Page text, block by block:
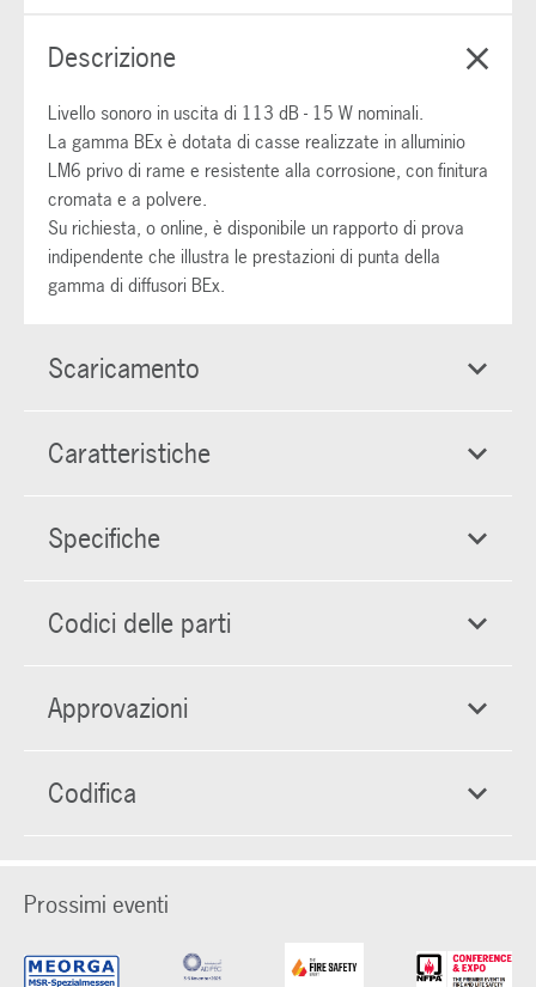
Descrizione
Livello sonoro in uscita di 113 dB - 15 W nominali.
La gamma BEx è dotata di casse realizzate in alluminio
LM6 privo di rame e resistente alla corrosione, con finitura
cromata e a polvere.
Su richiesta, o online, è disponibile un rapporto di prova
indipendente che illustra le prestazioni di punta della
gamma di diffusori BEx.
Scaricamento
Caratteristiche
Specifiche
Codici delle parti
Approvazioni
Codifica
Prossimi eventi